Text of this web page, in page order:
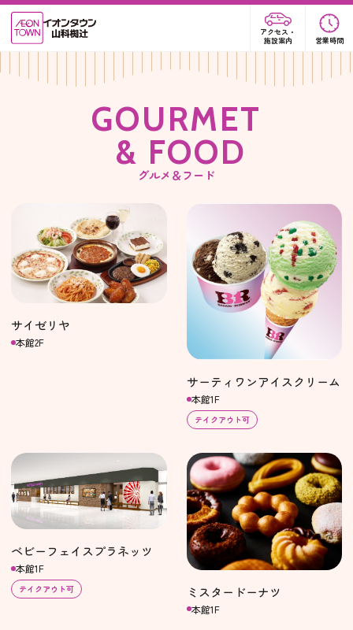
アクセス・
施設案内
営業時間
GOURMET
& FOOD
グルメ＆フード
サイゼリヤ
本館2F
サーティワンアイスクリーム
本館1F
テイクアウト可
ベビーフェイスプラネッツ
本館1F
テイクアウト可 ミスタードーナツ
本館1F